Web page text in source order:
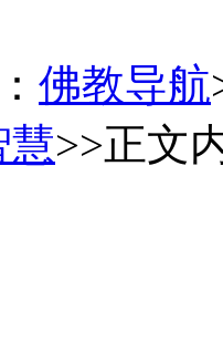
佛教导航
慧>>正文